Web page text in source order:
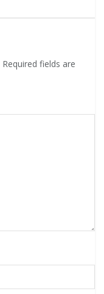
Required fields are